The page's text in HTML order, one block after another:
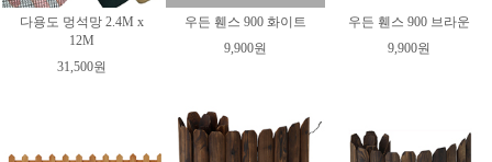
다용도 멍석망 2.4M x
12M
31,500원
우든 휀스 900 화이트
9,900원
우든 휀스 900 브라운
9,900원